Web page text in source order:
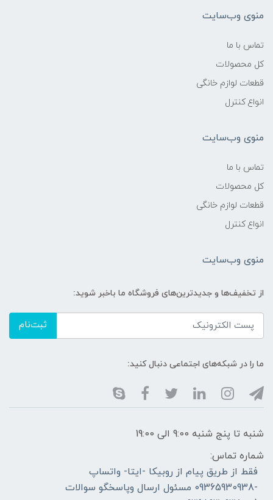
منوی وب‌سایت
تماس با ما
کل محصولات
قطعات لوازم خانگی
انواع کنترل
منوی وب‌سایت
تماس با ما
کل محصولات
قطعات لوازم خانگی
انواع کنترل
منوی وب‌سایت
از تخفیف‌ها و جدیدترین‌های فروشگاه ما باخبر شوید:
ثبت‌نام
ما را در شبکه‌های اجتماعی دنبال کنید:
شنبه تا پنج شنبه 9:00 الی 19:00
شماره تماس:
فقط از طریق پیام از روبیکا -ایتا- واتساپ
-09365930938 مسئول ارسال وپاسخگو سوالات